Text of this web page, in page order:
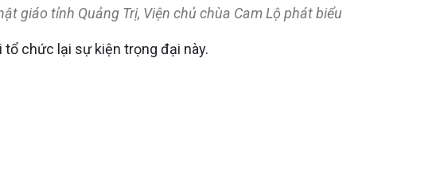
giáo tỉnh Quảng Trị, Viện chủ chùa Cam Lộ phát biểu
chức lại sự kiện trọng đại này.